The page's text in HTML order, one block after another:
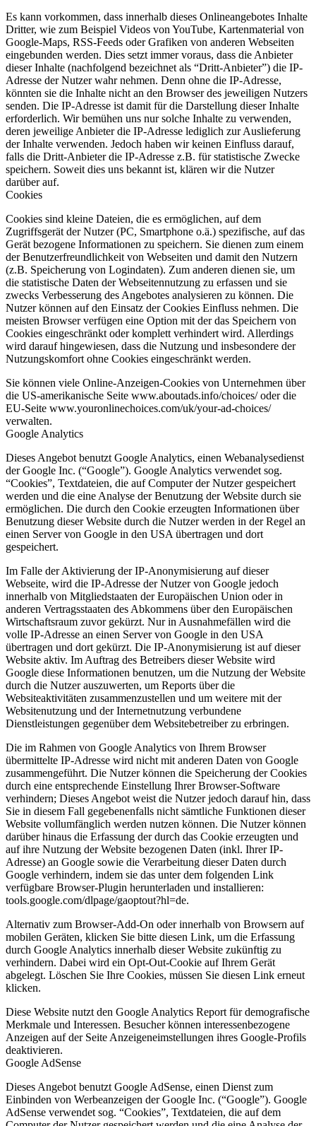
Es kann vorkommen, dass innerhalb dieses Onlineangebotes Inhalte
Dritter, wie zum Beispiel Videos von YouTube, Kartenmaterial von
Google-Maps, RSS-Feeds oder Grafiken von anderen Webseiten
eingebunden werden. Dies setzt immer voraus, dass die Anbieter
dieser Inhalte (nachfolgend bezeichnet als “Dritt-Anbieter”) die IP-
Adresse der Nutzer wahr nehmen. Denn ohne die IP-Adresse,
könnten sie die Inhalte nicht an den Browser des jeweiligen Nutzers
senden. Die IP-Adresse ist damit für die Darstellung dieser Inhalte
erforderlich. Wir bemühen uns nur solche Inhalte zu verwenden,
deren jeweilige Anbieter die IP-Adresse lediglich zur Auslieferung
der Inhalte verwenden. Jedoch haben wir keinen Einfluss darauf,
falls die Dritt-Anbieter die IP-Adresse z.B. für statistische Zwecke
speichern. Soweit dies uns bekannt ist, klären wir die Nutzer
darüber auf.
Cookies
Cookies sind kleine Dateien, die es ermöglichen, auf dem
Zugriffsgerät der Nutzer (PC, Smartphone o.ä.) spezifische, auf das
Gerät bezogene Informationen zu speichern. Sie dienen zum einem
der Benutzerfreundlichkeit von Webseiten und damit den Nutzern
(z.B. Speicherung von Logindaten). Zum anderen dienen sie, um
die statistische Daten der Webseitennutzung zu erfassen und sie
zwecks Verbesserung des Angebotes analysieren zu können. Die
Nutzer können auf den Einsatz der Cookies Einfluss nehmen. Die
meisten Browser verfügen eine Option mit der das Speichern von
Cookies eingeschränkt oder komplett verhindert wird. Allerdings
wird darauf hingewiesen, dass die Nutzung und insbesondere der
Nutzungskomfort ohne Cookies eingeschränkt werden.
Sie können viele Online-Anzeigen-Cookies von Unternehmen über
die US-amerikanische Seite www.aboutads.info/choices/ oder die
EU-Seite www.youronlinechoices.com/uk/your-ad-choices/
verwalten.
Google Analytics
Dieses Angebot benutzt Google Analytics, einen Webanalysedienst
der Google Inc. (“Google”). Google Analytics verwendet sog.
“Cookies”, Textdateien, die auf Computer der Nutzer gespeichert
werden und die eine Analyse der Benutzung der Website durch sie
ermöglichen. Die durch den Cookie erzeugten Informationen über
Benutzung dieser Website durch die Nutzer werden in der Regel an
einen Server von Google in den USA übertragen und dort
gespeichert.
Im Falle der Aktivierung der IP-Anonymisierung auf dieser
Webseite, wird die IP-Adresse der Nutzer von Google jedoch
innerhalb von Mitgliedstaaten der Europäischen Union oder in
anderen Vertragsstaaten des Abkommens über den Europäischen
Wirtschaftsraum zuvor gekürzt. Nur in Ausnahmefällen wird die
volle IP-Adresse an einen Server von Google in den USA
übertragen und dort gekürzt. Die IP-Anonymisierung ist auf dieser
Website aktiv. Im Auftrag des Betreibers dieser Website wird
Google diese Informationen benutzen, um die Nutzung der Website
durch die Nutzer auszuwerten, um Reports über die
Websiteaktivitäten zusammenzustellen und um weitere mit der
Websitenutzung und der Internetnutzung verbundene
Dienstleistungen gegenüber dem Websitebetreiber zu erbringen.
Die im Rahmen von Google Analytics von Ihrem Browser
übermittelte IP-Adresse wird nicht mit anderen Daten von Google
zusammengeführt. Die Nutzer können die Speicherung der Cookies
durch eine entsprechende Einstellung Ihrer Browser-Software
verhindern; Dieses Angebot weist die Nutzer jedoch darauf hin, dass
Sie in diesem Fall gegebenenfalls nicht sämtliche Funktionen dieser
Website vollumfänglich werden nutzen können. Die Nutzer können
darüber hinaus die Erfassung der durch das Cookie erzeugten und
auf ihre Nutzung der Website bezogenen Daten (inkl. Ihrer IP-
Adresse) an Google sowie die Verarbeitung dieser Daten durch
Google verhindern, indem sie das unter dem folgenden Link
verfügbare Browser-Plugin herunterladen und installieren:
tools.google.com/dlpage/gaoptout?hl=de.
Alternativ zum Browser-Add-On oder innerhalb von Browsern auf
mobilen Geräten, klicken Sie bitte diesen Link, um die Erfassung
durch Google Analytics innerhalb dieser Website zukünftig zu
verhindern. Dabei wird ein Opt-Out-Cookie auf Ihrem Gerät
abgelegt. Löschen Sie Ihre Cookies, müssen Sie diesen Link erneut
klicken.
Diese Website nutzt den Google Analytics Report für demografische
Merkmale und Interessen. Besucher können interessenbezogene
Anzeigen auf der Seite Anzeigeneimstellungen ihres Google-Profils
deaktivieren.
Google AdSense
Dieses Angebot benutzt Google AdSense, einen Dienst zum
Einbinden von Werbeanzeigen der Google Inc. (“Google”). Google
AdSense verwendet sog. “Cookies”, Textdateien, die auf dem